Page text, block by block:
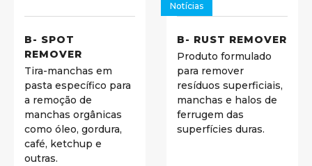
B- SPOT
REMOVER
Tira-manchas em
pasta específico para
a remoção de
manchas orgânicas
como óleo, gordura,
café, ketchup e
outras.
Notícias
B- RUST REMOVER
Produto formulado
para remover
resíduos superficiais,
manchas e halos de
ferrugem das
superfícies duras.